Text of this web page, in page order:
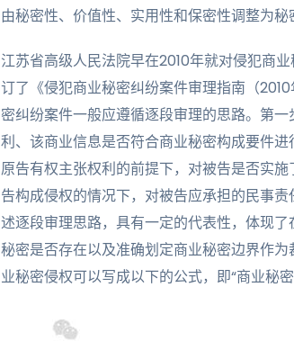
由秘密性、价值性、实用性和保密性调整为秘
江苏省高级人民法院早在2010年就对侵犯商
订了《侵犯商业秘密纠纷案件审理指南（
密纠纷案件一般应遵循逐段审理的思路。第
利、该商业信息是否符合商业秘密构成要件
原告有权主张权利的前提下，对被告是否实
告构成侵权的情况下，对被告应承担的民事
述逐段审理思路，具有一定的代表性，体现
秘密是否存在以及准确划定商业秘密边界作
业秘密侵权可以写成以下的公式，即“商业秘